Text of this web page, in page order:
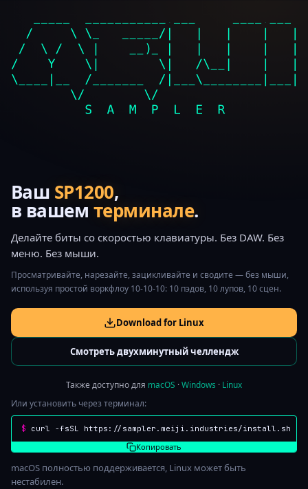
Ваш ASR-10,
в вашем терминале.
Делайте биты со скоростью клавиатуры. Без DAW. Без
меню. Без мыши.
Просматривайте, нарезайте, зацикливайте и сводите — без мыши,
используя простой воркфлоу 10‑10‑10: 10 пэдов, 10 лупов, 10 сцен.
Download for Linux
Смотреть двухминутный челлендж
Также доступно для macOS ·Windows · Linux
Или установить через терминал:
$ curl -fsSL https://sampler.meiji.industries/install.sh |
Копировать
macOS полностью поддерживается, Linux может быть
нестабилен.